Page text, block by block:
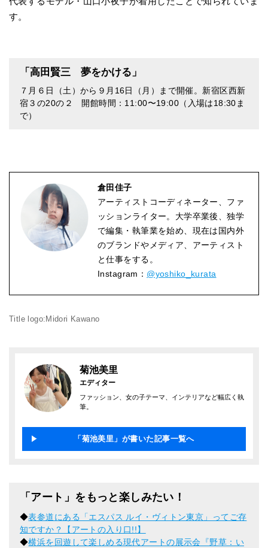
す。
「高田賢三 夢をかける」
７月６日（土）から９月16日（月）まで開催。新宿区西新
宿３の20の２ 開館時間：11:00〜19:00（入場は18:30ま
で）
倉田佳子
アーティストコーディネーター、ファ
ッションライター。大学卒業後、独学
で編集・執筆業を始め、現在は国内外
のブランドやメディア、アーティスト
と仕事をする。
Instagram： @yoshiko_kurata
Title logo:Midori Kawano
菊池美里
エディター
ファッション、女の子テーマ、インテリアなど幅広く執
筆。
「菊池美里」が書いた記事一覧へ
「アート」をもっと楽しみたい！
◆表参道にある「エスパス ルイ・ヴィトン東京」ってご存
知ですか？【アートの入り口!!】
◆横浜を回遊して楽しめる現代アートの展示会『野草：い